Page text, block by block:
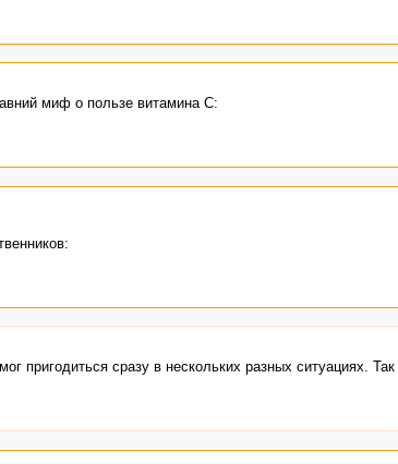
миф о пользе витамина С:
пригодиться сразу в нескольких разных ситуациях. Так